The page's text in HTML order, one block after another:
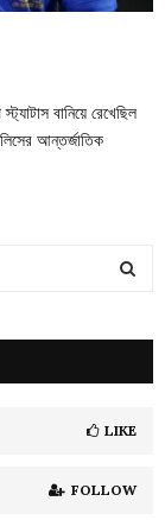
বানিয়ে রেখেছিল
আন্তর্জাতিক
LIKE
FOLLOW